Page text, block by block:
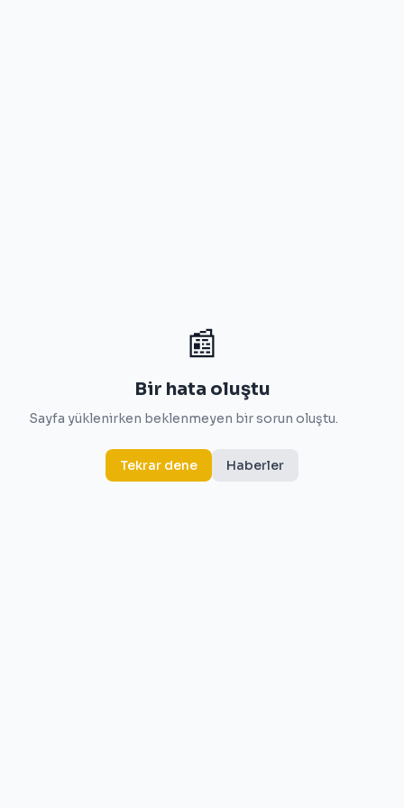
📰
Bir hata oluştu
Sayfa yüklenirken beklenmeyen bir sorun oluştu.
Tekrar dene Haberler